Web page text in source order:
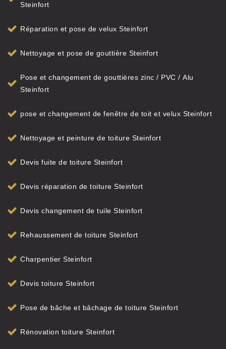
Steinfort
Réparation et pose de velux Steinfort
Nettoyage et pose de gouttière Steinfort
Pose et changement de gouttières zinc / PVC / Alu
Steinfort
pose et changement de fenêtre de toit et velux Steinfort
Nettoyage et peinture de toiture Steinfort
Devis fuite de toiture Steinfort
Devis réparation de toiture Steinfort
Devis changement de tuile Steinfort
Rehaussement de toiture Steinfort
Charpentier Steinfort
Devis toiture Steinfort
Pose de bâche et bâchage de toiture Steinfort
Rénovation toiture Steinfort